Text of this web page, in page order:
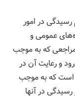
رسیدگی در امور
عمومی و
مراجعی كه به موجب
و رعایت آن در
است كه به موجب
در آنها